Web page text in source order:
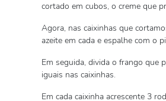
cortado em cubos, o creme que
Agora, nas caixinhas que
azeite em cada e espalhe com o
Em seguida, divida o frango que
iguais nas caixinhas.
Em cada caixinha acrescente 3